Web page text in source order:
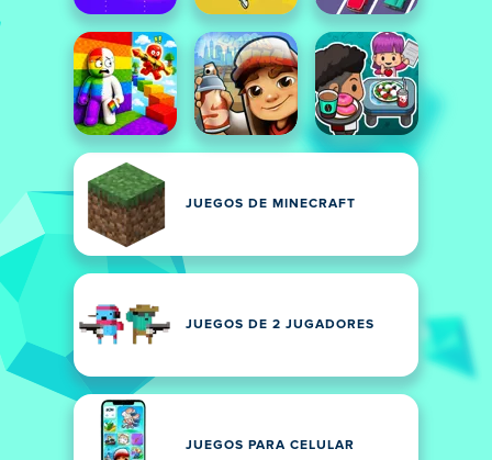
JUEGOS DE MINECRAFT
JUEGOS DE 2 JUGADORES
JUEGOS PARA CELULAR